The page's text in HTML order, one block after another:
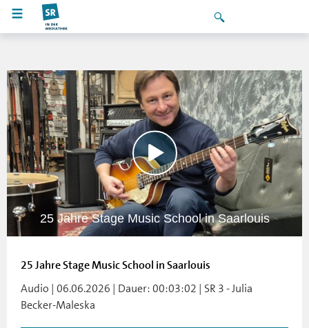
25 Jahre Stage Music School in Saarlouis
25 Jahre Stage Music School in Saarlouis
Audio | 06.06.2026 | Dauer: 00:03:02 | SR 3 - Julia
Becker-Maleska